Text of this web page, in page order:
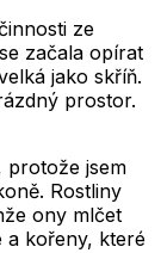
ze
začala opírat
jako skříň.
prostor.
protože jsem
Rostliny
ony mlčet
a kořeny, které